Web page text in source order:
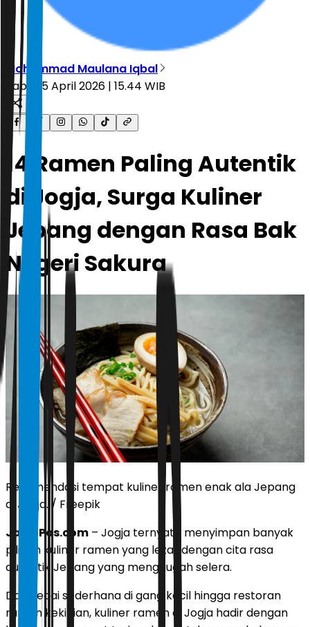
Mohammad Maulana Iqbal
Rabu, 15 April 2026 | 15.44 WIB
14 Ramen Paling Autentik
di Jogja, Surga Kuliner
Jepang dengan Rasa Bak
Negeri Sakura
Rekomendasi tempat kuliner ramen enak ala Jepang
di Jogja. / Freepik
JawaPos.com – Jogja ternyata menyimpan banyak
pilihan kuliner ramen yang lezat dengan cita rasa
autentik Jepang yang menggugah selera.
Dari kedai sederhana di gang kecil hingga restoran
ramen kekinian, kuliner ramen di Jogja hadir dengan